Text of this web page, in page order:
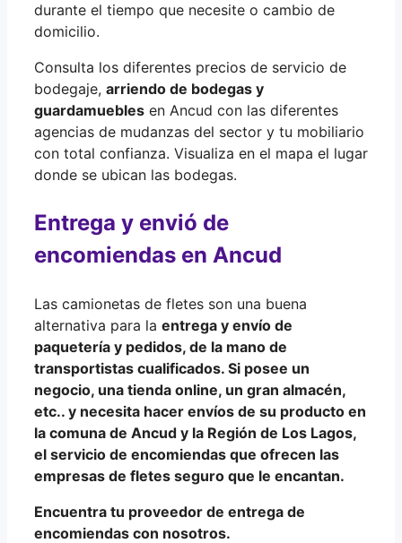
durante el tiempo que necesite o cambio de
domicilio.
Consulta los diferentes precios de servicio de
bodegaje, arriendo de bodegas y
guardamuebles en Ancud con las diferentes
agencias de mudanzas del sector y tu mobiliario
con total confianza. Visualiza en el mapa el lugar
donde se ubican las bodegas.
Entrega y envió de
encomiendas en Ancud
Las camionetas de fletes son una buena
alternativa para la entrega y envío de
paquetería y pedidos, de la mano de
transportistas cualificados. Si posee un
negocio, una tienda online, un gran almacén,
etc.. y necesita hacer envíos de su producto en
la comuna de Ancud y la Región de Los Lagos,
el servicio de encomiendas que ofrecen las
empresas de fletes seguro que le encantan.
Encuentra tu proveedor de entrega de
encomiendas con nosotros.